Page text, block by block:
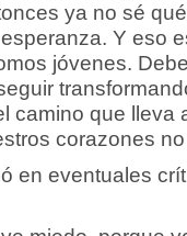
ya no sé
Y eso
jóvenes.
camino que lleva
corazones
en eventuales